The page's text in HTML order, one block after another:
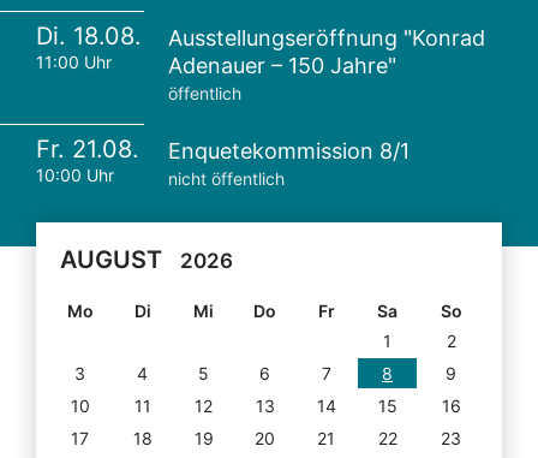
Di. 18.08.
11:00 Uhr
Ausstellungseröffnung "Konrad
Adenauer – 150 Jahre"
öffentlich
Fr. 21.08.
10:00 Uhr
Enquetekommission 8/1
nicht öffentlich
AUGUST 2026
Mo Di Mi Do Fr Sa
So
1
2
3
4 5 6 7 8
9
10
11 12 13 14 15
16
17
18 19 20 21 22
23